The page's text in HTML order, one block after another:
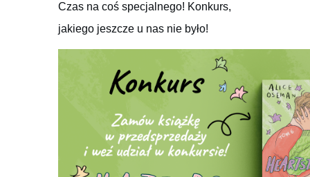
Czas na coś specjalnego! Konkurs,
jakiego jeszcze u nas nie było!